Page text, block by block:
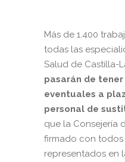
Más de 1.400
todas las
Salud de Castilla-
pasarán de
eventuales a
personal de
que la Consejería
firmado con todos
representados en